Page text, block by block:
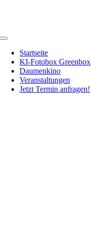
Toggle
NavigationStartseite
KI-Fotobox Greenbox
Daumenkino
Veranstaltungen
Jetzt Termin anfragen!